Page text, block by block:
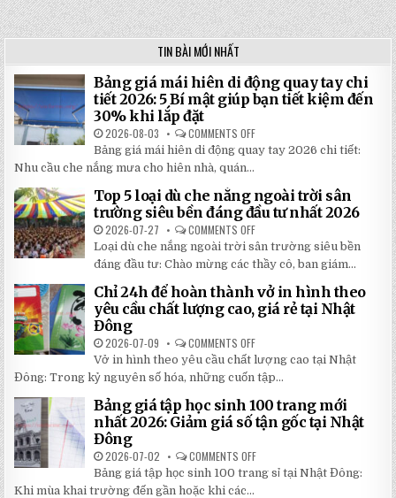
TIN BÀI MỚI NHẤT
Bảng giá mái hiên di động quay tay chi
tiết 2026: 5 Bí mật giúp bạn tiết kiệm đến
30% khi lắp đặt
2026-08-03 COMMENTS OFF
BẢNG
GIÁ
ĐỘNG
QUAY
TAY
TIẾT
2026:
5
BÍ
MẬT
GIÚP
BẠN
TIẾT
KHI
LẮP
ĐẶT
Bảng giá mái hiên di động quay tay 2026 chi tiết:
Nhu cầu che nắng mưa cho hiên nhà, quán...
Top 5 loại dù che nắng ngoài trời sân
trường siêu bền đáng đầu tư nhất 2026
2026-07-27 COMMENTS OFF
TOP
5
LOẠI
DÙ
CHE
NẮNG
NGOÀI
TRỜI
BỀN
ĐÁNG
ĐẦU
NHẤT
2026
Loại dù che nắng ngoài trời sân trường siêu bền
đáng đầu tư: Chào mừng các thầy cô, ban giám...
Chỉ 24h để hoàn thành vở in hình theo
yêu cầu chất lượng cao, giá rẻ tại Nhật
Đông
2026-07-09 COMMENTS OFF
CHỈ
24H
ĐỂ
HOÀN
VỞ
IN
HÌNH
YÊU
CHẤT
LƯỢNG
Vở in hình theo yêu cầu chất lượng cao tại Nhật
Đông: Trong kỷ nguyên số hóa, những cuốn tập...
Bảng giá tập học sinh 100 trang mới
nhất 2026: Giảm giá số tận gốc tại Nhật
Đông
2026-07-02 COMMENTS OFF
BẢNG
GIÁ
Bảng giá tập học sinh 100 trang sỉ tại Nhật Đông:
Khi mùa khai trường đến gần hoặc khi các...